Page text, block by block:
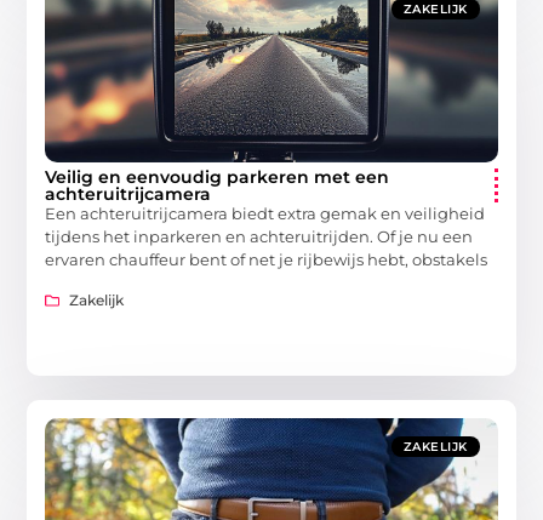
ZAKELIJK
Veilig en eenvoudig parkeren met een
achteruitrijcamera
Een achteruitrijcamera biedt extra gemak en veiligheid
tijdens het inparkeren en achteruitrijden. Of je nu een
ervaren chauffeur bent of net je rijbewijs hebt, obstakels
Zakelijk
ZAKELIJK